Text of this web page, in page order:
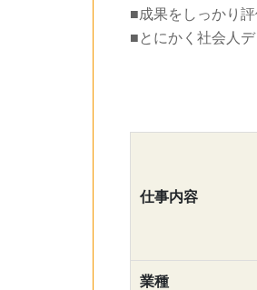
■成果をしっかり
■とにかく社会人
仕事内容
業種